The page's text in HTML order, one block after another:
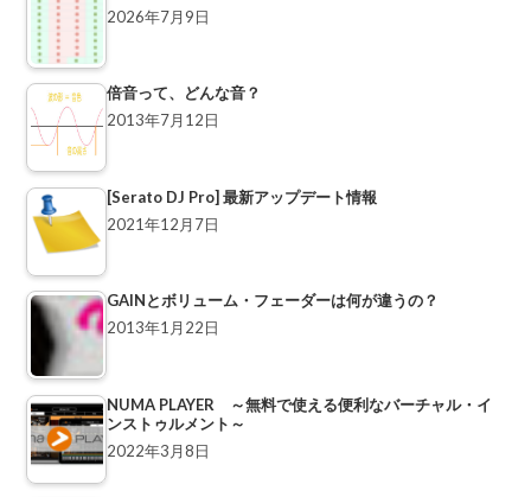
2026年7月9日
倍音って、どんな音？
2013年7月12日
[Serato DJ Pro] 最新アップデート情報
2021年12月7日
GAINとボリューム・フェーダーは何が違うの？
2013年1月22日
NUMA PLAYER ～無料で使える便利なバーチャル・イ
ンストゥルメント～
2022年3月8日